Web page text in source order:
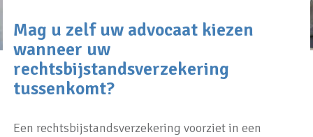
Mag u zelf uw advocaat kiezen
wanneer uw
rechtsbijstandsverzekering
tussenkomt?
Een rechtsbijstandsverzekering voorziet in een